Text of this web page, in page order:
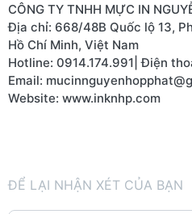
CÔNG TY TNHH MỰC IN
Địa chỉ: 668/48B Quốc lộ 13,
Hồ Chí Minh, Việt Nam
Hotline: 0914.174.991| Điện
Email:
Website: www.inknhp.com
ĐỂ LẠI NHẬN XÉT CỦA BẠN